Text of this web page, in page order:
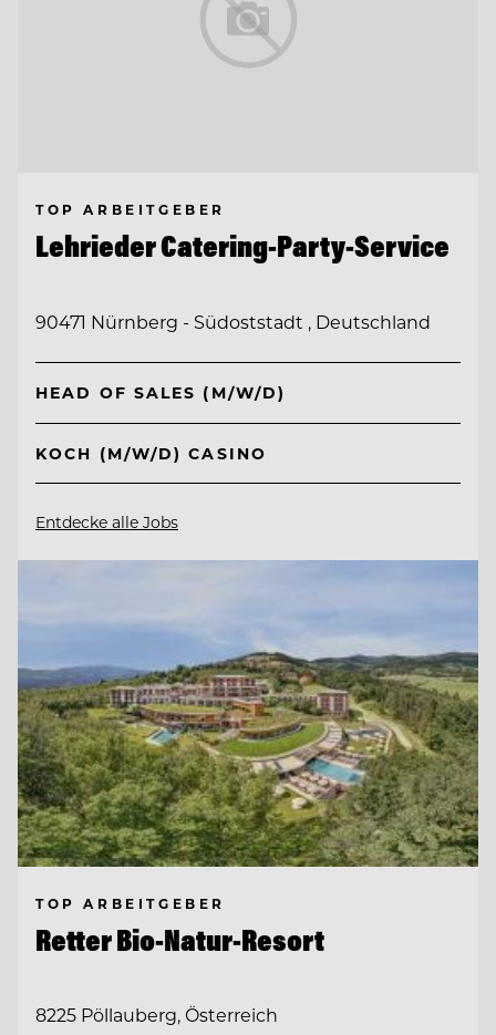
TOP ARBEITGEBER
Lehrieder Catering-Party-Service
90471 Nürnberg - Südoststadt , Deutschland
HEAD OF SALES (M/W/D)
KOCH (M/W/D) CASINO
Entdecke alle Jobs
TOP ARBEITGEBER
Retter Bio-Natur-Resort
8225 Pöllauberg, Österreich